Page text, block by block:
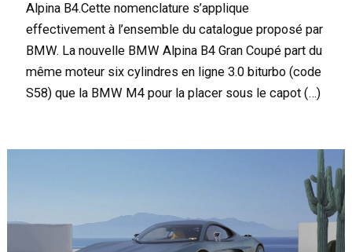
Alpina B4.Cette nomenclature s’applique
effectivement à l’ensemble du catalogue proposé par
BMW. La nouvelle BMW Alpina B4 Gran Coupé part du
même moteur six cylindres en ligne 3.0 biturbo (code
S58) que la BMW M4 pour la placer sous le capot (…)